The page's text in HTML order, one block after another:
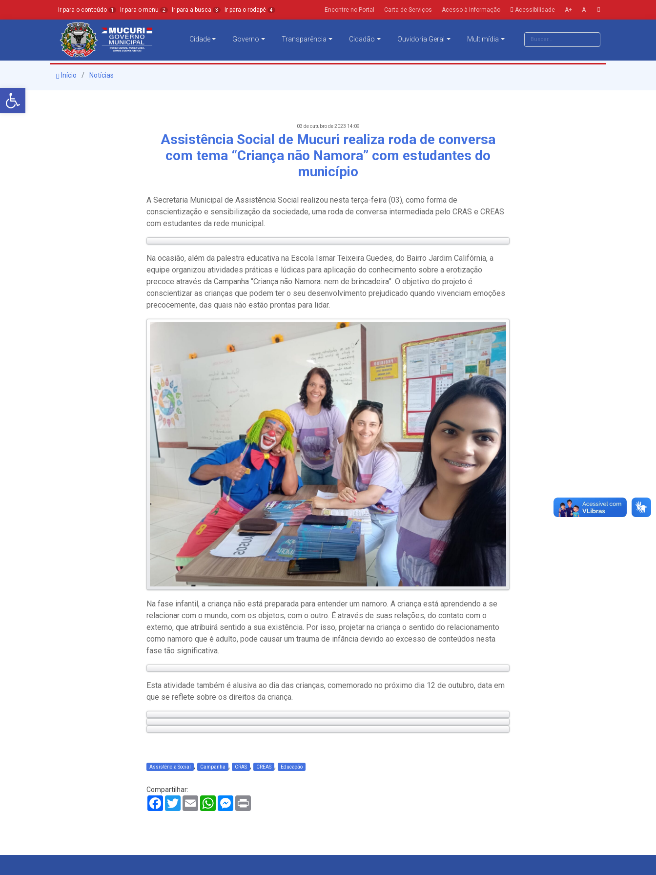
Barra de Ferramentas Aberta
Ir para o conteúdo 1 Ir para o menu 2 Ir para a busca 3 Ir para o rodapé 4 Encontre no Portal Carta de Serviços Acesso à Informação Acessibilidade A+ A-
Cidade Governo Transparência Cidadão Ouvidoria Geral Multimídia
Início Notícias
03 de outubro de 2023 14:09
Assistência Social de Mucuri realiza roda de conversa
com tema “Criança não Namora” com estudantes do
município
A Secretaria Municipal de Assistência Social realizou nesta terça-feira (03), como forma de
conscientização e sensibilização da sociedade, uma roda de conversa intermediada pelo CRAS e CREAS
com estudantes da rede municipal.
Na ocasião, além da palestra educativa na Escola Ismar Teixeira Guedes, do Bairro Jardim Califórnia, a
equipe organizou atividades práticas e lúdicas para aplicação do conhecimento sobre a erotização
precoce através da Campanha “Criança não Namora: nem de brincadeira”. O objetivo do projeto é
conscientizar as crianças que podem ter o seu desenvolvimento prejudicado quando vivenciam emoções
precocemente, das quais não estão prontas para lidar.
Na fase infantil, a criança não está preparada para entender um namoro. A criança está aprendendo a se
relacionar com o mundo, com os objetos, com o outro. É através de suas relações, do contato com o
externo, que atribuirá sentido a sua existência. Por isso, projetar na criança o sentido do relacionamento
como namoro que é adulto, pode causar um trauma de infância devido ao excesso de conteúdos nesta
fase tão significativa.
Esta atividade também é alusiva ao dia das crianças, comemorado no próximo dia 12 de outubro, data em
que se reflete sobre os direitos da criança.
Assistência Social , Campanha , CRAS , CREAS , Educação
Compartilhar:
Facebook
TwitterEmail WhatsAppMessenger